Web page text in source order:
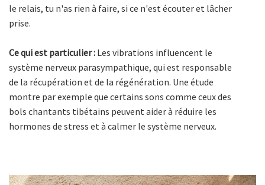
le relais, tu n'as rien à faire, si ce n'est écouter et lâcher
prise.
Ce qui est particulier : Les vibrations influencent le
système nerveux parasympathique, qui est responsable
de la récupération et de la régénération. Une étude
montre par exemple que certains sons comme ceux des
bols chantants tibétains peuvent aider à réduire les
hormones de stress et à calmer le système nerveux.